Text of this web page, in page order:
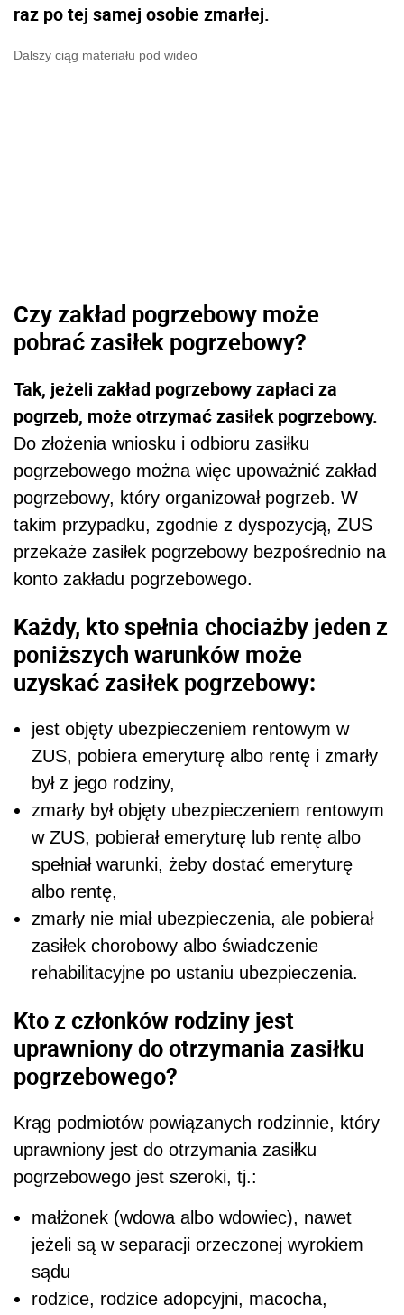
raz po tej samej osobie zmarłej.
Dalszy ciąg materiału pod wideo
Czy zakład pogrzebowy może
pobrać zasiłek pogrzebowy?
Tak, jeżeli zakład pogrzebowy zapłaci za
pogrzeb, może otrzymać zasiłek pogrzebowy.
Do złożenia wniosku i odbioru zasiłku
pogrzebowego można więc upoważnić zakład
pogrzebowy, który organizował pogrzeb. W
takim przypadku, zgodnie z dyspozycją, ZUS
przekaże zasiłek pogrzebowy bezpośrednio na
konto zakładu pogrzebowego.
Każdy, kto spełnia chociażby jeden z
poniższych warunków może
uzyskać zasiłek pogrzebowy:
jest objęty ubezpieczeniem rentowym w
ZUS, pobiera emeryturę albo rentę i zmarły
był z jego rodziny,
zmarły był objęty ubezpieczeniem rentowym
w ZUS, pobierał emeryturę lub rentę albo
spełniał warunki, żeby dostać emeryturę
albo rentę,
zmarły nie miał ubezpieczenia, ale pobierał
zasiłek chorobowy albo świadczenie
rehabilitacyjne po ustaniu ubezpieczenia.
Kto z członków rodziny jest
uprawniony do otrzymania zasiłku
pogrzebowego?
Krąg podmiotów powiązanych rodzinnie, który
uprawniony jest do otrzymania zasiłku
pogrzebowego jest szeroki, tj.:
małżonek (wdowa albo wdowiec), nawet
jeżeli są w separacji orzeczonej wyrokiem
sądu
rodzice, rodzice adopcyjni, macocha,